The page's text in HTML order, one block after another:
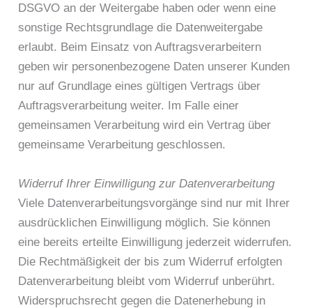
DSGVO an der Weitergabe haben oder wenn eine
sonstige Rechtsgrundlage die Datenweitergabe
erlaubt. Beim Einsatz von Auftragsverarbeitern
geben wir personenbezogene Daten unserer Kunden
nur auf Grundlage eines gültigen Vertrags über
Auftragsverarbeitung weiter. Im Falle einer
gemeinsamen Verarbeitung wird ein Vertrag über
gemeinsame Verarbeitung geschlossen.
Widerruf Ihrer Einwilligung zur Datenverarbeitung
Viele Datenverarbeitungsvorgänge sind nur mit Ihrer
ausdrücklichen Einwilligung möglich. Sie können
eine bereits erteilte Einwilligung jederzeit widerrufen.
Die Rechtmäßigkeit der bis zum Widerruf erfolgten
Datenverarbeitung bleibt vom Widerruf unberührt.
Widerspruchsrecht gegen die Datenerhebung in